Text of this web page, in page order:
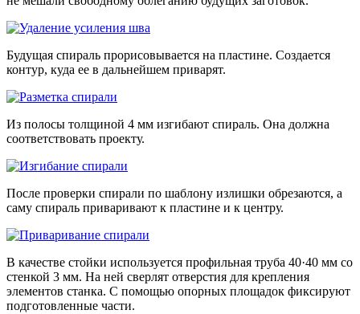
Будущая спираль прорисовывается на пластине. Создается
контур, куда ее в дальнейшем приварят.
Из полосы толщиной 4 мм изгибают спираль. Она должна
соответствовать проекту.
После проверки спирали по шаблону излишки обрезаются, а
саму спираль приваривают к пластине и к центру.
В качестве стойки используется профильная труба 40·40 мм со
стенкой 3 мм. На ней сверлят отверстия для крепления
элементов станка. С помощью опорных площадок фиксируют
подготовленные части.